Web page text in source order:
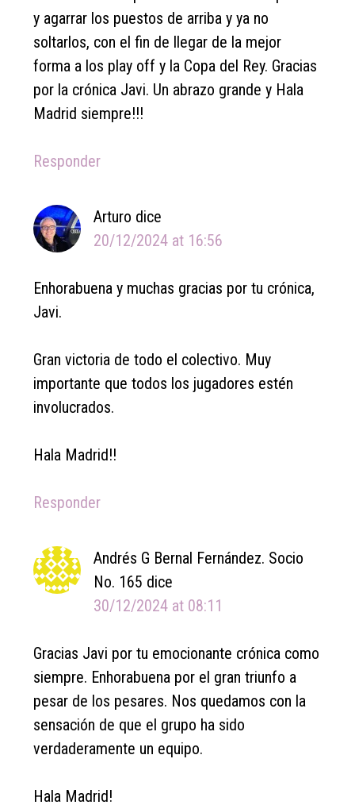
y agarrar los puestos de arriba y ya no
soltarlos, con el fin de llegar de la mejor
forma a los play off y la Copa del Rey. Gracias
por la crónica Javi. Un abrazo grande y Hala
Madrid siempre!!!
Responder
Arturo dice
20/12/2024 at 16:56
Enhorabuena y muchas gracias por tu crónica,
Javi.
Gran victoria de todo el colectivo. Muy
importante que todos los jugadores estén
involucrados.
Hala Madrid!!
Responder
Andrés G Bernal Fernández. Socio
No. 165 dice
30/12/2024 at 08:11
Gracias Javi por tu emocionante crónica como
siempre. Enhorabuena por el gran triunfo a
pesar de los pesares. Nos quedamos con la
sensación de que el grupo ha sido
verdaderamente un equipo.
Hala Madrid!